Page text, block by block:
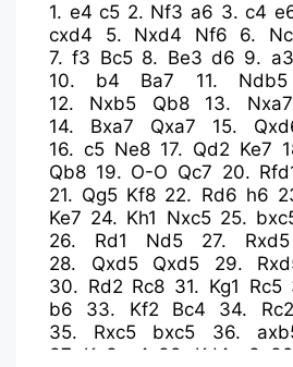
1. e4 c5 2. Nf3 a6 3.c4
cxd4
5. Nxd4 Nf6 6.
7.f3 Bc5 8. Be3 d6 9. a3
10. b4 Ba7 11. Ndb5
12. Nxb5 Qb8 13. Nxa7
14. Bxa7 Qxa7 15.
16. c5 Ne8 17. Qd2 Ke7
Qb8 19. O-O Qc7 20.
21. Qg5 Kf8 22. Rd6 h6
Ke7 24. Kh1 Nxc5 25.
26. Rd1 Nd5 27. Rxd5
28. Qxd5 Qxd5 29.
30. Rd2 Rc8 31. Kg1 Rc5
b6
33. Kf2 Bc4 34. Rc2
35. Rxc5 bxc5 36.
37. Ke3 c4 38. Kd4 c3